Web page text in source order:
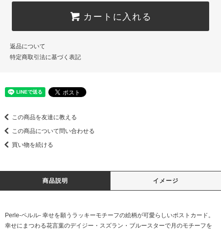
カートに入れる
返品について
特定商取引法に基づく表記
この商品を友達に教える
この商品について問い合わせる
買い物を続ける
商品説明 イメージ
Perle-ペルル- 幸せを願うラッキーモチーフの絵柄が可愛らしいポストカード。
幸せにまつわる花言葉のデイジー・スズラン・ブルースターで月のモチーフを